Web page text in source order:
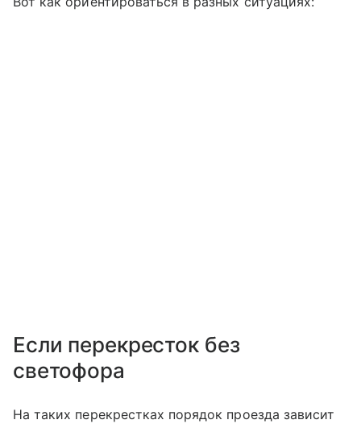
Если перекресток без
светофора
На таких перекрестках порядок проезда зависит